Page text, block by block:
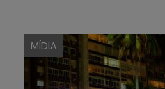
MÍDIA